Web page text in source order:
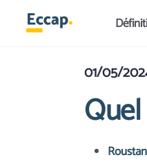
Aller au contenu principal
01/05/